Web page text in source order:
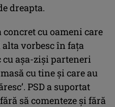
dreapta.
concret cu oameni care
vorbesc în faţa
aşa-zişi parteneri
masă cu tine şi care au
PSD a suportat
să comenteze şi fără